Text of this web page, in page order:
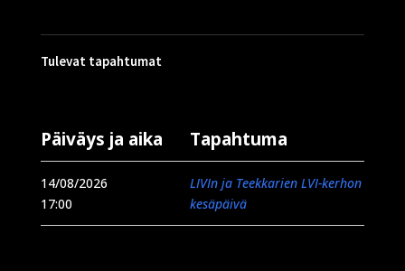
Tulevat tapahtumat
Päiväys ja aika Tapahtuma
14/08/2026
17:00
LIVIn ja Teekkarien LVI-kerhon
kesäpäivä